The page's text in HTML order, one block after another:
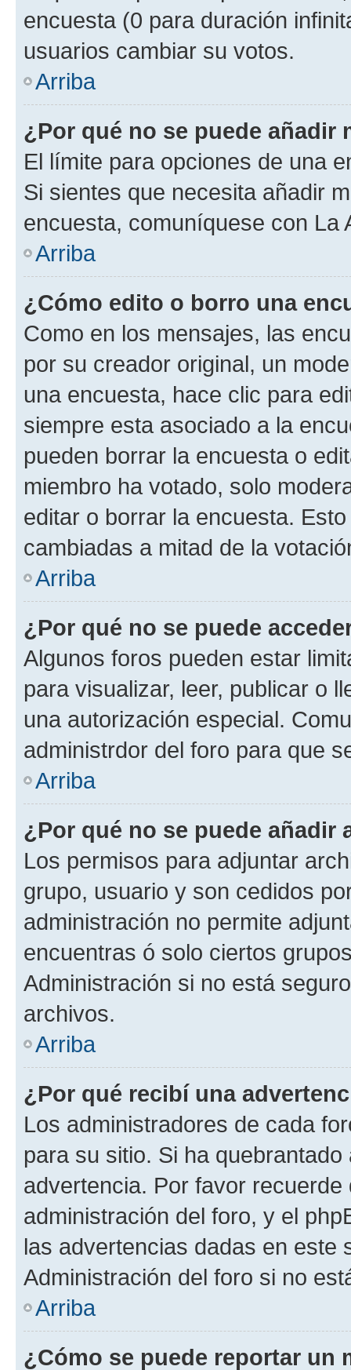
encuesta (0 para duración
usuarios cambiar su votos.
Arriba
¿Por qué no se puede añadir
El límite para opciones de una
Si sientes que necesita añadir
encuesta, comuníquese con La
Arriba
¿Cómo edito o borro una
Como en los mensajes, las
por su creador original, un
una encuesta, hace clic para
siempre esta asociado a la
pueden borrar la encuesta o
miembro ha votado, solo
editar o borrar la encuesta.
cambiadas a mitad de la
Arriba
¿Por qué no se puede
Algunos foros pueden estar
para visualizar, leer, publicar o
una autorización especial.
administrdor del foro para que
Arriba
¿Por qué no se puede añadir
Los permisos para adjuntar
grupo, usuario y son cedidos
administración no permite
encuentras ó solo ciertos
Administración si no está
archivos.
Arriba
¿Por qué recibí una
Los administradores de cada
para su sitio. Si ha
advertencia. Por favor
administración del foro, y el
las advertencias dadas en este
Administración del foro si no
Arriba
¿Cómo se puede reportar un